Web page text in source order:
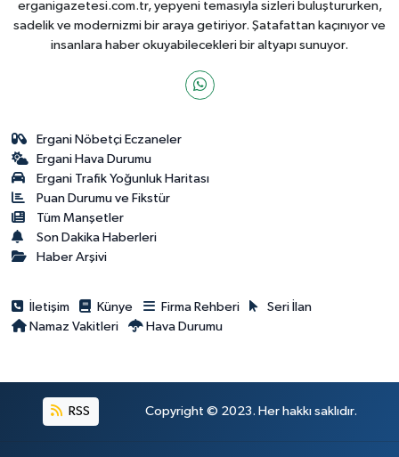
erganigazetesi.com.tr, yepyeni temasıyla sizleri buluştururken,
sadelik ve modernizmi bir araya getiriyor. Şatafattan kaçınıyor ve
insanlara haber okuyabilecekleri bir altyapı sunuyor.
Ergani Nöbetçi Eczaneler
Ergani Hava Durumu
Ergani Trafik Yoğunluk Haritası
Puan Durumu ve Fikstür
Tüm Manşetler
Son Dakika Haberleri
Haber Arşivi
İletişim Künye Firma Rehberi
Seri İlan
Namaz Vakitleri
Hava Durumu
RSS Copyright © 2023. Her hakkı saklıdır.